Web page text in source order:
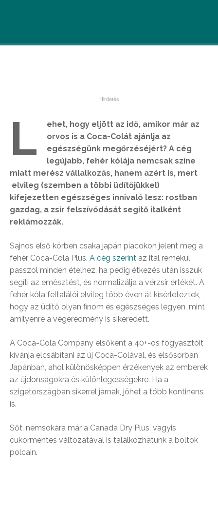
L
ehet, hogy eljött az idő, amikor már az
orvos is a Coca-Colát ajánlja az
egészségünk megőrzéséjért? A cég
legújabb, fehér kólája nemcsak színe
miatt merész vállalkozás, hanem azért is, mert
elvileg (szemben a többi üdítőjükkel)
kifejezetten egészséges innivaló lesz: rostban
gazdag, a zsír felszívódását segítő italként
reklámozzák.
Sajnos első körben csaka japán piacokon jelent meg a
fehér Coca-Cola Plus. A cég szerint az ital remekül
passzol minden ételhez, ha pedig étkezés után isszuk
segíti az emésztést, és normalizálja a vérzsír értékét. A
fehér kóla feltalálói elvileg több éven át kísérleteztek,
hogy az üdítő olyan finom és egészséges legyen, mint
amilyenre a végeredmény is sikeredett.
A Coca-Cola Company elsőként a 40+-os fogyasztóit
kívánja elcsábítani az új Coca-Colával, és elsősorban
Japánban, ahol különösképpen érzékenyek az emberek
az újdonságokra és különlegességekre. Ha a
szigetországban sikerrel járnak, jöhet a több kontinens
is.
Sőt, nemsokára már a Canada Dry Plus, vagyis
cukormentes változatával is találkozhatunk a boltok
polcain.